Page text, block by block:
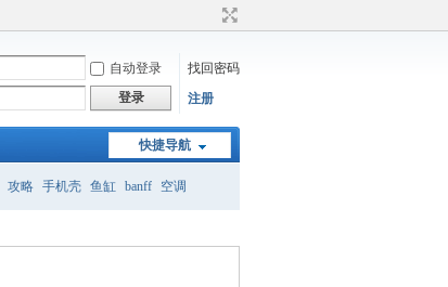
自动登录
找回密码
登录 注册
快捷导航
攻略 手机壳 鱼缸 banff 空调